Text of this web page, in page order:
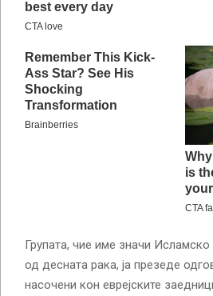
Групата, чие име значи
од десната рака, ја презеде
насочени кон еврејските